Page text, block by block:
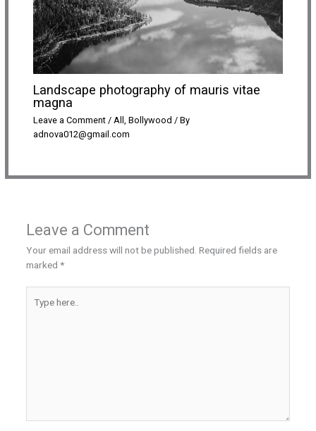
Landscape photography of mauris vitae
magna
Leave a Comment / All , Bollywood / By
adnova012@gmail.com
Leave a Comment
Your email address will not be published. Required fields are
marked *
here..